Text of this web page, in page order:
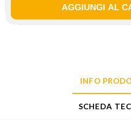
INFO
SCHEDA